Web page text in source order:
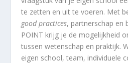
te zetten en uit te voeren. Met
good practices, partnerschap en
POINT krijg je de mogelijkheid
tussen wetenschap en praktijk.
eigen school, team, individuele